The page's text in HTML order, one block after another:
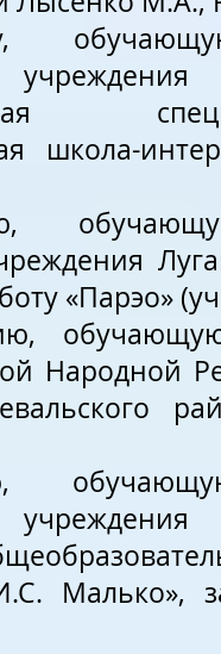
школа-
«Парэо»
Народной
Малько»,